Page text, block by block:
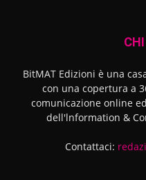
BitMAT Edizioni è una
con una copertura a
comunicazione online
dell'lnformation &
Contattaci: